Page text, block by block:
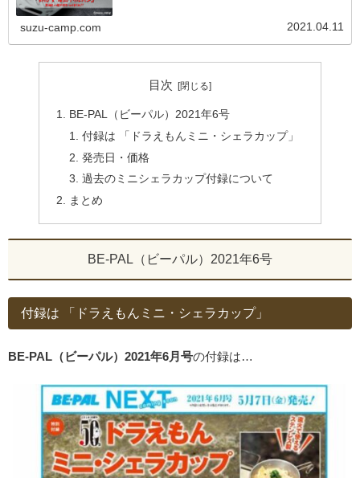
suzu-camp.com 2021.04.11
目次
BE-PAL（ビーパル）2021年6号
付録は 「ドラえもんミニ・シェラカップ」
発売日・価格
過去のミニシェラカップ付録について
まとめ
BE-PAL（ビーパル）2021年6号
付録は 「ドラえもんミニ・シェラカップ」
BE-PAL（ビーパル）2021年6月号の付録は…